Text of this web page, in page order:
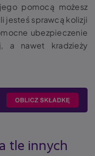
pomocą możesz
jesteś sprawcą kolizji
ubezpieczenie
a nawet kradzieży
tle innych